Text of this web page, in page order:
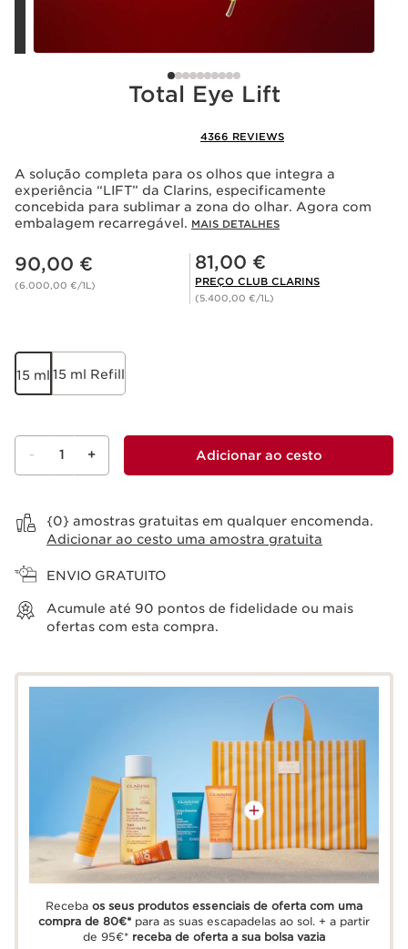
Total Eye Lift
4366 REVIEWS
A solução completa para os olhos que integra a
experiência “LIFT” da Clarins, especificamente
concebida para sublimar a zona do olhar. Agora com
embalagem recarregável. MAIS DETALHES
Preço atual 90,00 €
90,00 €
(6.000,00 €/1L)
Preço Club Clarins 81,00 €
81,00 €
PREÇO CLUB CLARINS
(5.400,00 €/1L)
15 ml 15 ml Refill
- 1 + Adicionar ao cesto
{0} amostras gratuitas em qualquer encomenda.
Adicionar ao cesto uma amostra gratuita
ENVIO GRATUITO
Acumule até 90 pontos de fidelidade ou mais
ofertas com esta compra.
Recebaos seus produtos essenciais de oferta com uma
compra de 80€* para as suas escapadelas ao sol. + a partir
de 95€* receba de oferta a sua bolsa vazia